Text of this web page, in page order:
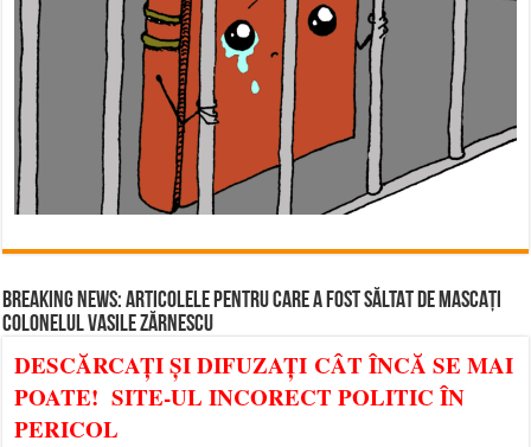
BREAKING NEWS: ARTICOLELE PENTRU CARE A FOST SĂLTAT DE MASCAȚI
COLONELUL VASILE ZĂRNESCU
DESCĂRCAȚI ȘI DIFUZAȚI CÂT ÎNCĂ SE MAI
POATE! SITE-UL INCORECT POLITIC ÎN
PERICOL